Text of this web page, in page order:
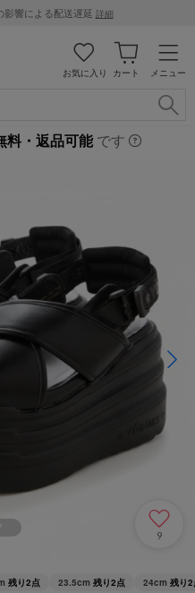
影響による配送遅延 詳細
メニュー
カート
お気に入り
料・返品可能です
9
残り2点 23.5cm 残り2点 24cm 残り2